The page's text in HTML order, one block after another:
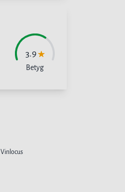
3.9
Betyg
Vinlocus